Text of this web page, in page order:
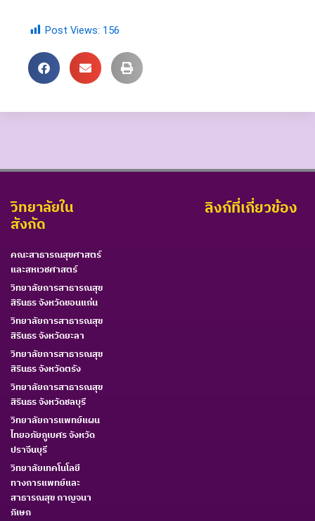
Post Views: 156
วิทยาลัยใน
สังกัด
คณะสาธารณสุขศาสตร์
และสหเวชศาสตร์
วิทยาลัยการสาธารณสุข
สิรินธร จังหวัดขอนแก่น
วิทยาลัยการสาธารณสุข
สิรินธร จังหวัดยะลา
วิทยาลัยการสาธารณสุข
สิรินธร จังหวัดตรัง
วิทยาลัยการสาธารณสุข
สิรินธร จังหวัดชลบุรี
วิทยาลัยการแพทย์แผน
ไทยอภัยภูเบศร จังหวัด
ปราจีนบุรี
วิทยาลัยเทคโนโลยี
ทางการแพทย์และ
สาธารณสุข กาญจนา
ภิเษก
ลิงก์ที่เกี่ยวข้อง